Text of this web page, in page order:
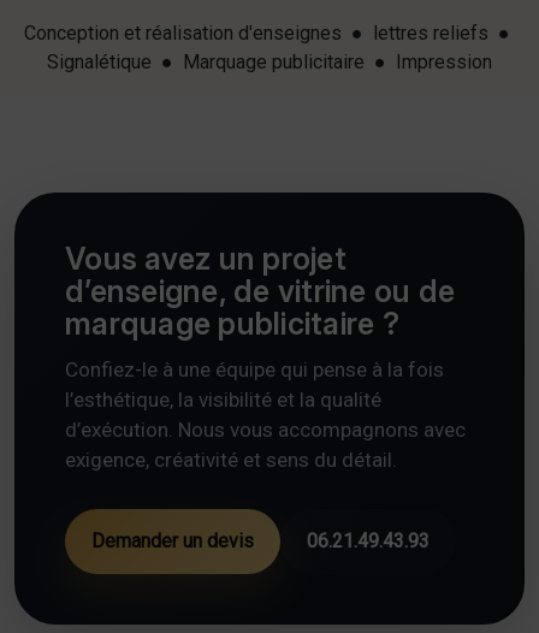
Conception et réalisation d'enseignes ● lettres reliefs ●
Signalétique ● Marquage publicitaire ● Impression
Vous avez un projet
d’enseigne, de vitrine ou de
marquage publicitaire ?
Confiez-le à une équipe qui pense à la fois
l’esthétique, la visibilité et la qualité
d’exécution. Nous vous accompagnons avec
exigence, créativité et sens du détail.
Demander un devis 06.21.49.43.93